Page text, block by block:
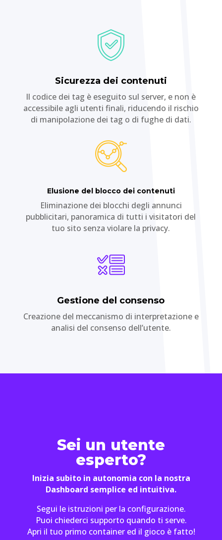
Sicurezza dei contenuti
Il codice dei tag è eseguito sul server, e non è
accessibile agli utenti finali, riducendo il rischio
di manipolazione dei tag o di fughe di dati.
Elusione del blocco dei contenuti
Eliminazione dei blocchi degli annunci
pubblicitari, panoramica di tutti i visitatori del
tuo sito senza violare la privacy.
Gestione del consenso
Creazione del meccanismo di interpretazione e
analisi del consenso dell’utente.
Sei un utente
esperto?
Inizia subito in autonomia con la nostra
Dashboard semplice ed intuitiva.
Segui le istruzioni per la configurazione.
Puoi chiederci supporto quando ti serve.
Apri il tuo primo container ed il gioco è fatto!